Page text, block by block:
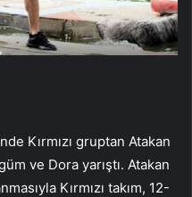
Kırmızı gruptan Atakan
ve Dora yarıştı. Atakan
Kırmızı takım, 12-